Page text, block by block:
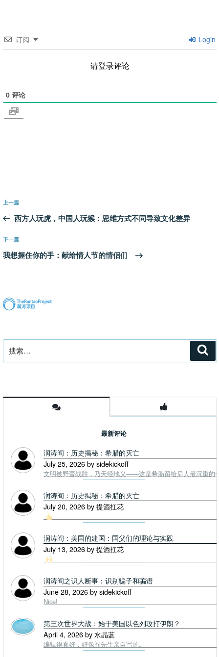
订阅 Login
请登录评论
0 评论
文
导
航
上
一
文
章
上一篇
西方人玩虎，中国人玩猴：思维方式不同导致文化差异
下
一
下一篇
我想握住你的手：献给情人节的情侣们
索：
最新评论
润涛阎：历史揭秘：希腊的灭亡
July 25, 2026 by sidekickoff
文明被野蛮战胜，乃天经地义——这是希腊留给后人最沉重的
润涛阎：历史揭秘：希腊的灭亡
July 20, 2026 by 提酒扛花
润涛阎：美国的建国：国父们的理论与实践
July 13, 2026 by 提酒扛花
润涛阎之识人断事：识别骗子和骗语
June 28, 2026 by sidekickoff
Nice!
第三次世界大战：始于美国以色列攻打伊朗？
April 4, 2026 by 水晶蓝
编辑得真好，好像阎先生亲自写的。